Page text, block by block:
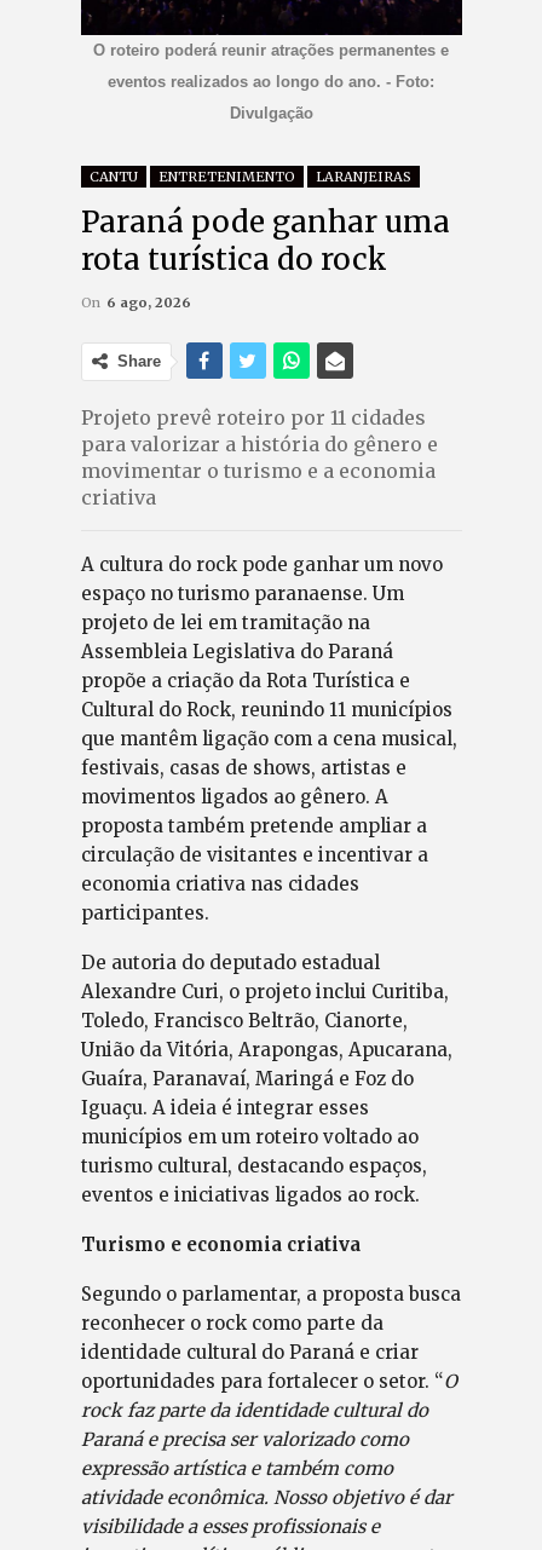
O roteiro poderá reunir atrações permanentes e
eventos realizados ao longo do ano. - Foto:
Divulgação
CANTU ENTRETENIMENTO LARANJEIRAS
Paraná pode ganhar uma
rota turística do rock
On 6 ago, 2026
Share
Projeto prevê roteiro por 11 cidades
para valorizar a história do gênero e
movimentar o turismo e a economia
criativa
A cultura do rock pode ganhar um novo
espaço no turismo paranaense. Um
projeto de lei em tramitação na
Assembleia Legislativa do Paraná
propõe a criação da Rota Turística e
Cultural do Rock, reunindo 11 municípios
que mantêm ligação com a cena musical,
festivais, casas de shows, artistas e
movimentos ligados ao gênero. A
proposta também pretende ampliar a
circulação de visitantes e incentivar a
economia criativa nas cidades
participantes.
De autoria do deputado estadual
Alexandre Curi, o projeto inclui Curitiba,
Toledo, Francisco Beltrão, Cianorte,
União da Vitória, Arapongas, Apucarana,
Guaíra, Paranavaí, Maringá e Foz do
Iguaçu. A ideia é integrar esses
municípios em um roteiro voltado ao
turismo cultural, destacando espaços,
eventos e iniciativas ligados ao rock.
Turismo e economia criativa
Segundo o parlamentar, a proposta busca
reconhecer o rock como parte da
identidade cultural do Paraná e criar
oportunidades para fortalecer o setor. “O
rock faz parte da identidade cultural do
Paraná e precisa ser valorizado como
expressão artística e também como
atividade econômica. Nosso objetivo é dar
visibilidade a esses profissionais e